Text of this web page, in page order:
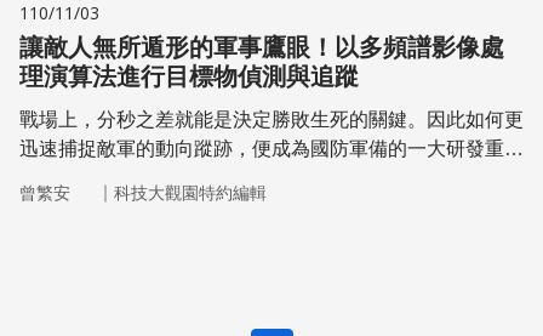
110/11/03
讓敵人無所遁形的軍事鷹眼！以多頻譜影像處
理演算法進行目標物偵測與追蹤
戰場上，分秒之差就能是決定勝敗生死的關鍵。因此如何更
迅速捕捉敵軍的動向蹤跡，便成為國防軍備的一大研發重
已在衛星、醫學、動植物辨識領域取得可行的成果。來自中
曾繁安 ｜ 科技大觀園特約編輯